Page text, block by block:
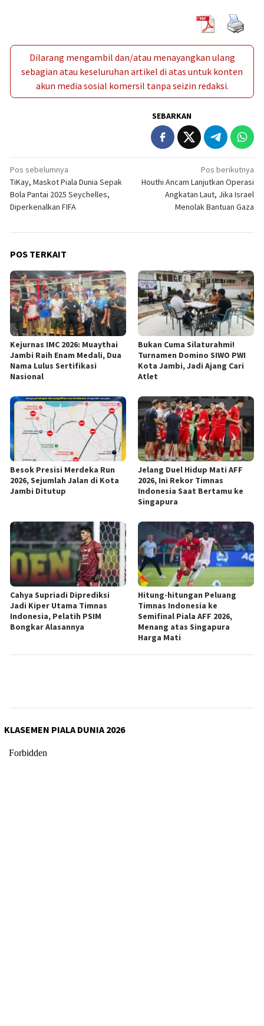
Dilarang mengambil dan/atau menayangkan ulang
sebagian atau keseluruhan artikel di atas untuk konten
akun media sosial komersil tanpa seizin redaksi.
SEBARKAN
Navigasi
pos
Pos sebelumnya
TiKay, Maskot Piala Dunia Sepak
Bola Pantai 2025 Seychelles,
Diperkenalkan FIFA
Pos berikutnya
Houthi Ancam Lanjutkan Operasi
Angkatan Laut, Jika Israel
Menolak Bantuan Gaza
POS TERKAIT
Kejurnas IMC 2026: Muaythai
Jambi Raih Enam Medali, Dua
Nama Lulus Sertifikasi
Nasional
Bukan Cuma Silaturahmi!
Turnamen Domino SIWO PWI
Kota Jambi, Jadi Ajang Cari
Atlet
Besok Presisi Merdeka Run
2026, Sejumlah Jalan di Kota
Jambi Ditutup
Jelang Duel Hidup Mati AFF
2026, Ini Rekor Timnas
Indonesia Saat Bertamu ke
Singapura
Cahya Supriadi Diprediksi
Jadi Kiper Utama Timnas
Indonesia, Pelatih PSIM
Bongkar Alasannya
Hitung-hitungan Peluang
Timnas Indonesia ke
Semifinal Piala AFF 2026,
Menang atas Singapura
Harga Mati
KLASEMEN PIALA DUNIA 2026